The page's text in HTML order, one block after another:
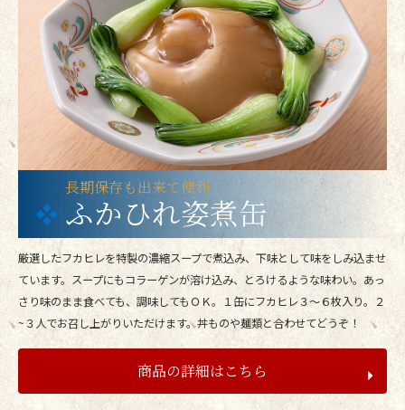
長期保存も出来て便利！
ふかひれ姿煮缶
厳選したフカヒレを特製の濃縮スープで煮込み、下味として味をしみ込ませ
ています。スープにもコラーゲンが溶け込み、とろけるような味わい。あっ
さり味のまま食べても、調味してもＯＫ。１缶にフカヒレ３～６枚入り。２
~３人でお召し上がりいただけます。丼ものや麺類と合わせてどうぞ！
商品の詳細はこちら